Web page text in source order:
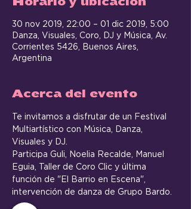
30 nov 2019, 22:00 – 01 dic 2019, 5:00
Danza, Visuales, Coro, DJ y Música, Av.
Corrientes 5426, Buenos Aires,
Argentina
Acerca del evento
Te invitamos a disfrutar de un Festival
Multiartístico con Música, Danza,
Visuales y DJ.
Participa Guli, Noelia Recalde, Manuel
Eguia, Taller de Coro Clic y última
función de "El Barrio en Escena",
intervención de danza de Grupo Bardo.